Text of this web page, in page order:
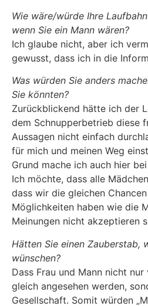
Wie wäre/würde Ihre
wenn Sie ein Mann wären?
Ich glaube nicht, aber ich
gewusst, dass ich in die
Was würden Sie anders
Sie könnten?
Zurückblickend hätte ich der
dem Schnupperbetrieb diese
Aussagen nicht einfach
für mich und meinen Weg
Grund mache ich auch hier
Ich möchte, dass alle
dass wir die gleichen
Möglichkeiten haben wie die
Meinungen nicht akzeptieren
Hätten Sie einen Zauberstab,
wünschen?
Dass Frau und Mann nicht
gleich angesehen werden,
Gesellschaft. Somit würden